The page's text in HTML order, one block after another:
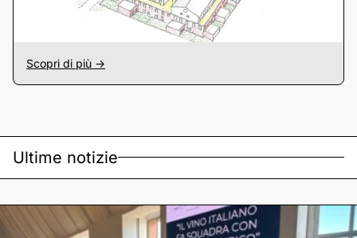
Scopri di più ->
Ultime notizie